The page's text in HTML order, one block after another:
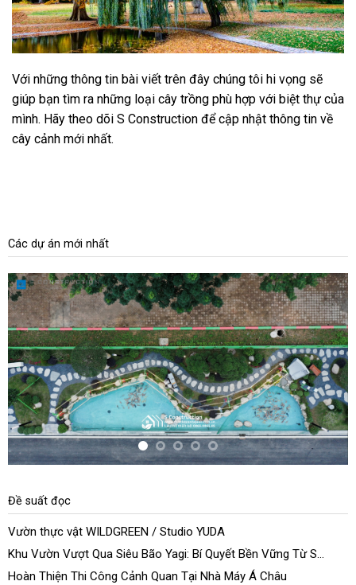
Với những thông tin bài viết trên đây chúng tôi hi vọng sẽ
giúp bạn tìm ra những loại cây trồng phù hợp với biệt thự của
mình. Hãy theo dõi S Construction để cập nhật thông tin về
cây cảnh mới nhất.
Các dự án mới nhất
Đề suất đọc
Vườn thực vật WILDGREEN / Studio YUDA
Khu Vườn Vượt Qua Siêu Bão Yagi: Bí Quyết Bền Vững Từ S
Construction
Hoàn Thiện Thi Công Cảnh Quan Tại Nhà Máy Á Châu